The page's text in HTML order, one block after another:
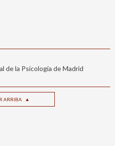
de la Psicología de Madrid
ARRIBA